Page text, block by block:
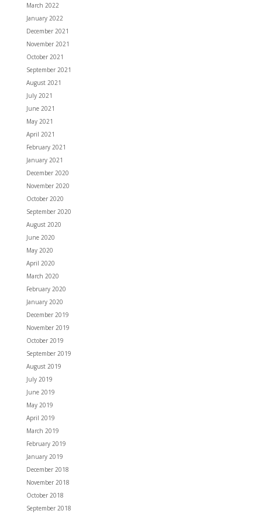
March 2022
January 2022
December 2021
November 2021
October 2021
September 2021
August 2021
July 2021
June 2021
May 2021
April 2021
February 2021
January 2021
December 2020
November 2020
October 2020
September 2020
August 2020
June 2020
May 2020
April 2020
March 2020
February 2020
January 2020
December 2019
November 2019
October 2019
September 2019
August 2019
July 2019
June 2019
May 2019
April 2019
March 2019
February 2019
January 2019
December 2018
November 2018
October 2018
September 2018